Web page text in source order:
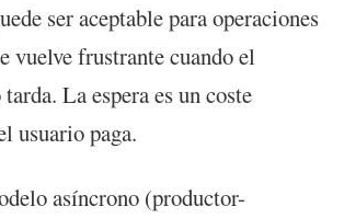
ser aceptable para operaciones
vuelve frustrante cuando el
La espera es un coste
usuario paga.
asíncrono (productor-